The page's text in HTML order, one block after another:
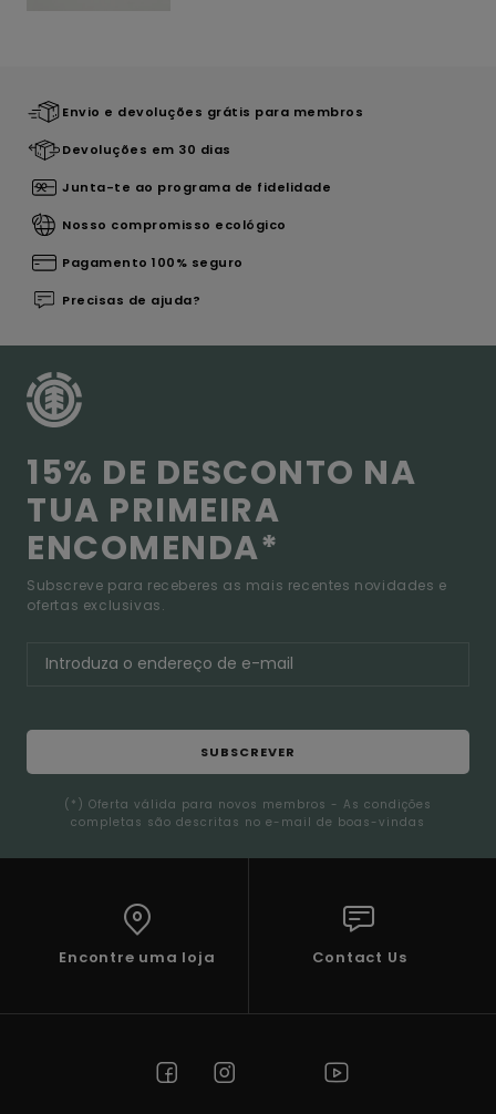
Envio e devoluções grátis para membros
Devoluções em 30 dias
Junta-te ao programa de fidelidade
Nosso compromisso ecológico
Pagamento 100% seguro
Precisas de ajuda?
15% DE DESCONTO NA
TUA PRIMEIRA
ENCOMENDA*
Subscreve para receberes as mais recentes novidades e
ofertas exclusivas.
SUBSCREVER
(*) Oferta válida para novos membros - As condições
completas são descritas no e-mail de boas-vindas
Encontre uma loja Contact Us